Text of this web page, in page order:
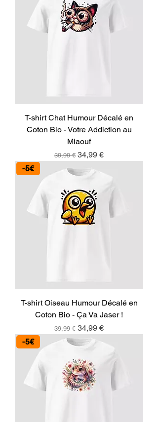
T-shirt Chat Humour Décalé en
Coton Bio - Votre Addiction au
Miaouf
Prix original
39,99 € Prix promotionnel
34,99 €
-5€
T-shirt Oiseau Humour Décalé en
Coton Bio - Ça Va Jaser !
Prix original
39,99 € Prix promotionnel
34,99 €
-5€